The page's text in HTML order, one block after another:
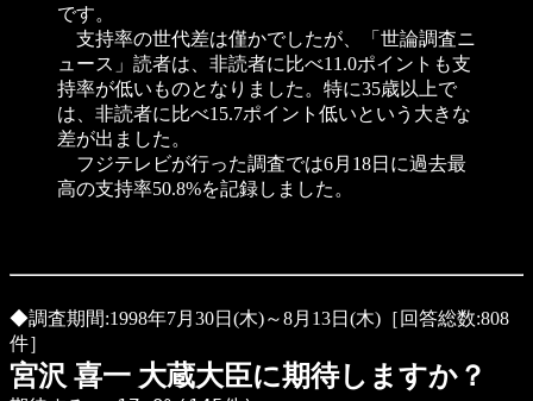
です。
支持率の世代差は僅かでしたが、「世論調査ニ
ュース」読者は、非読者に比べ11.0ポイントも支
持率が低いものとなりました。特に35歳以上で
は、非読者に比べ15.7ポイント低いという大きな
差が出ました。
フジテレビが行った調査では6月18日に過去最
高の支持率50.8%を記録しました。
◆調査期間:1998年7月30日(木)～8月13日(木)［回答総数:808
件］
宮沢 喜一 大蔵大臣に期待しますか？